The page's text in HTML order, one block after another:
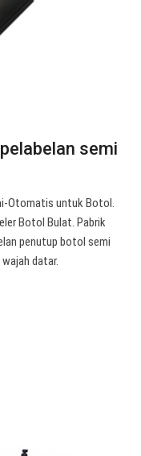
semi
Otomatis untuk Botol.
Botol Bulat. Pabrik
penutup botol semi
datar.